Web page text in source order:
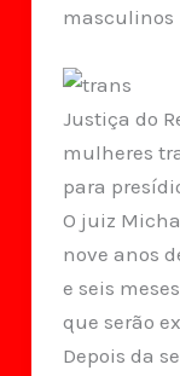
masculinos
Justiça do
mulheres
para
O juiz
nove anos
e seis
que serão
Depois da